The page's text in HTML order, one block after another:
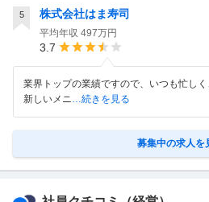
5 株式会社はま寿司
平均年収 497万円
3.7
業界トップの業績ですので、いつも忙しく
新しいメニ
…続きを見る
募集中の求人を